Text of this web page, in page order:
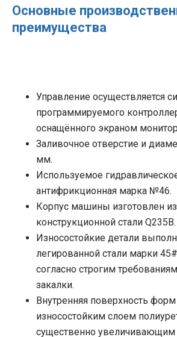
Основные
преимущества
Управление осуществляется
программируемого
оснащённого экраном
Заливочное отверстие и
мм.
Используемое
антифрикционная марка №46.
Корпус машины изготовлен из
конструкционной стали Q235B.
Износостойкие детали
легированной стали марки
согласно строгим
закалки.
Внутренняя поверхность
износостойким слоем
существенно